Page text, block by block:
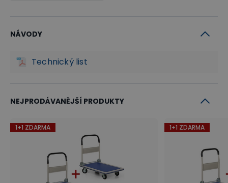
NÁVODY
Technický list
NEJPRODÁVANĚJŠÍ PRODUKTY
1+1 ZDARMA 1+1 ZDARMA